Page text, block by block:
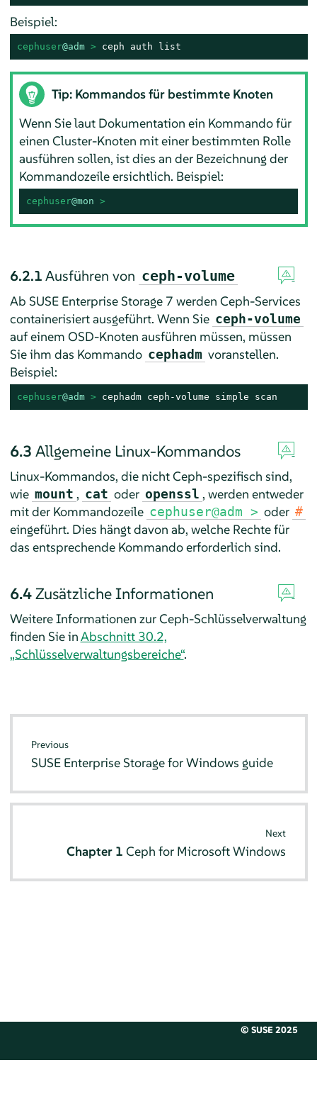
Beispiel:
cephuser@adm > ceph auth list
Tip: Kommandos für bestimmte Knoten
Wenn Sie laut Dokumentation ein Kommando für
einen Cluster-Knoten mit einer bestimmten Rolle
ausführen sollen, ist dies an der Bezeichnung der
Kommandozeile ersichtlich. Beispiel:
cephuser@mon >
6.2.1Ausführen von ceph-volume
Ab SUSE Enterprise Storage 7 werden Ceph-Services
containerisiert ausgeführt. Wenn Sie ceph-volume
auf einem OSD-Knoten ausführen müssen, müssen
Sie ihm das Kommando cephadm voranstellen.
Beispiel:
cephuser@adm > cephadm ceph-volume simple scan
6.3 Allgemeine Linux-Kommandos
Linux-Kommandos, die nicht Ceph-spezifisch sind,
wie mount , cat oder openssl , werden entweder
mit der Kommandozeile cephuser@adm > oder #
eingeführt. Dies hängt davon ab, welche Rechte für
das entsprechende Kommando erforderlich sind.
6.4Zusätzliche Informationen
Weitere Informationen zur Ceph-Schlüsselverwaltung
finden Sie inAbschnitt 30.2,
„Schlüsselverwaltungsbereiche“.
Previous
SUSE Enterprise Storage for Windows guide
Next
Chapter 1 Ceph for Microsoft Windows
© SUSE 2025